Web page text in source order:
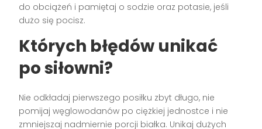
do obciążeń i pamiętaj o sodzie oraz potasie, jeśli
dużo się pocisz.
Których błędów unikać
po siłowni?
Nie odkładaj pierwszego posiłku zbyt długo, nie
pomijaj węglowodanów po ciężkiej jednostce i nie
zmniejszaj nadmiernie porcji białka. Unikaj dużych